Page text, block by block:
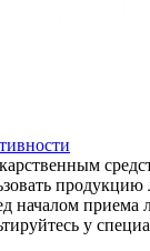
продукцию
началом приема
у